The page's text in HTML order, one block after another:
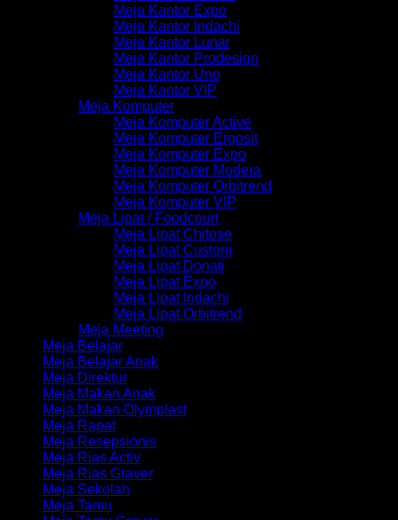
Meja Kantor Expo
Meja Kantor Indachi
Meja Kantor Lunar
Meja Kantor Prodesign
Meja Kantor Uno
Meja Kantor VIP
Meja Komputer
Meja Komputer Active
Meja Komputer Ergosit
Meja Komputer Expo
Meja Komputer Modera
Meja Komputer Orbitrend
Meja Komputer VIP
Meja Lipat / Foodcourt
Meja Lipat Chitose
Meja Lipat Custom
Meja Lipat Donati
Meja Lipat Expo
Meja Lipat Indachi
Meja Lipat Orbitrend
Meja Meeting
Meja Belajar
Meja Belajar Anak
Meja Direktur
Meja Makan Anak
Meja Makan Olymplast
Meja Rapat
Meja Resepsionis
Meja Rias Activ
Meja Rias Graver
Meja Sekolah
Meja Tamu